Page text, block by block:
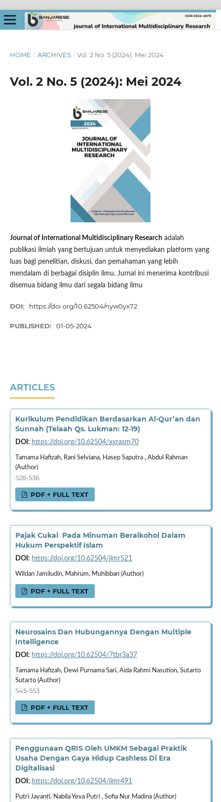
HOME / ARCHIVES / Vol. 2 No. 5 (2024): Mei 2024
Vol. 2 No. 5 (2024): Mei 2024
Journal of International Multidisciplinary Researchadalah
publikasi ilmiah yang bertujuan untuk menyediakan platform yang
luas bagi penelitian, diskusi, dan pemahaman yang lebih
mendalam di berbagai disiplin ilmu. Jurnal ini menerima kontribusi
disemua bidang ilmu dari segala bidang ilmu
DOI: https://doi.org/10.62504/nyw0yx72
PUBLISHED: 01-05-2024
ARTICLES
Kurikulum Pendidikan Berdasarkan Al-Qur’an dan
Sunnah (Telaah Qs. Lukman: 12-19)
DOI: https://doi.org/10.62504/xxrasm70
Tamama Hafizah, Rani Selviana, Hasep Saputra , Abdul Rahman
(Author)
528-536
PDF + FULL TEXT
Pajak Cukai Pada Minuman Beralkohol Dalam
Hukum Perspektif Islam
DOI: https://doi.org/10.62504/jimr521
Wildan Jamiludin, Mahrum, Muhibban (Author)
PDF + FULL TEXT
Neurosains Dan Hubungannya Dengan Multiple
Intelligence
DOI: https://doi.org/10.62504/7tbr3a37
Tamama Hafizah, Dewi Purnama Sari, Aida Rahmi Nasution, Sutarto
Sutarto (Author)
545-553
PDF + FULL TEXT
Penggunaan QRIS Oleh UMKM Sebagai Praktik
Usaha Dengan Gaya Hidup Cashless Di Era
Digitalisasi
DOI: https://doi.org/10.62504/jimr491
Putri Jayanti, Nabila Yeva Putri , Sofia Nur Madina (Author)